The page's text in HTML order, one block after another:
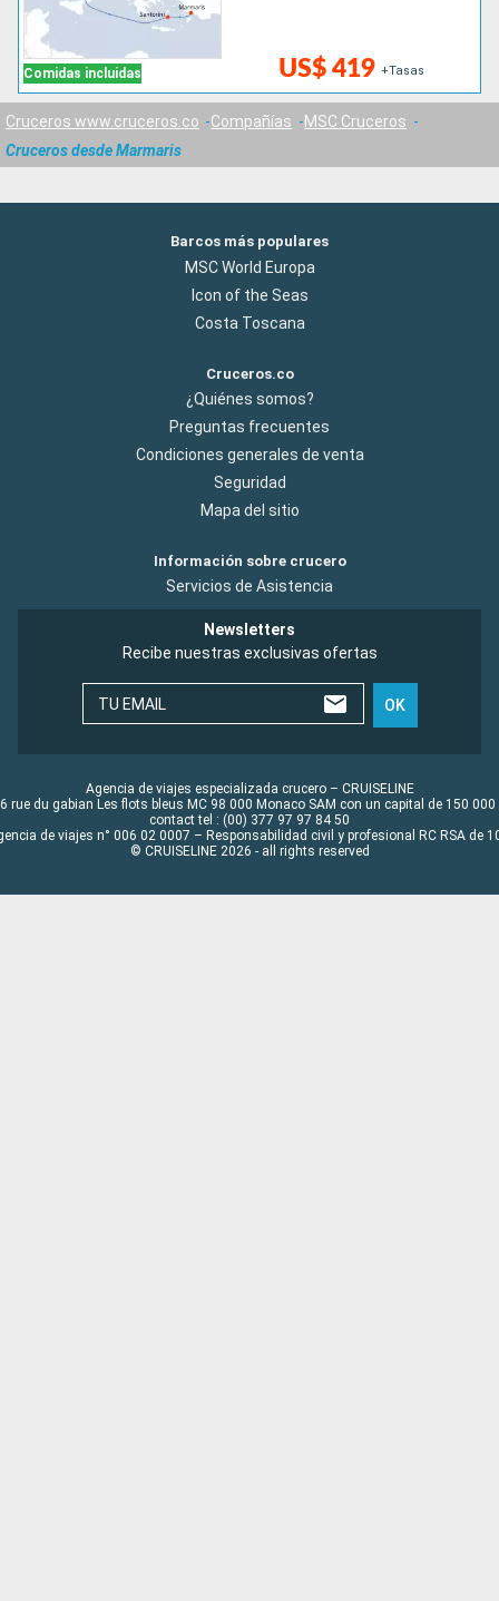
Comidas incluidas US$ 419 +Tasas
Cruceros www.cruceros.co Compañías
MSC Cruceros
Cruceros desde Marmaris
Barcos más populares
MSC World Europa
Icon of the Seas
Costa Toscana
Cruceros.co
¿Quiénes somos?
Preguntas frecuentes
Condiciones generales de venta
Seguridad
Mapa del sitio
Información sobre crucero
Servicios de Asistencia
Newsletters
Recibe nuestras exclusivas ofertas
TU EMAIL OK
Agencia de viajes especializada crucero – CRUISELINE
rue du gabian Les flots bleus MC 98 000 Monaco SAM con un capital de 150 000
contact tel : (00) 377 97 97 84 50
de viajes n° 006 02 0007 – Responsabilidad civil y profesional RC RSA de
© CRUISELINE 2026 - all rights reserved